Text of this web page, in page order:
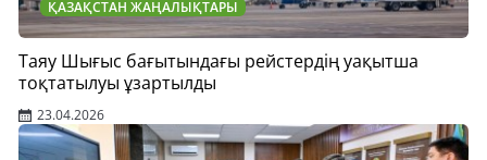
ҚАЗАҚСТАН ЖАҢАЛЫҚТАРЫ
Таяу Шығыс бағытындағы рейстердің уақытша
тоқтатылуы ұзартылды
23.04.2026